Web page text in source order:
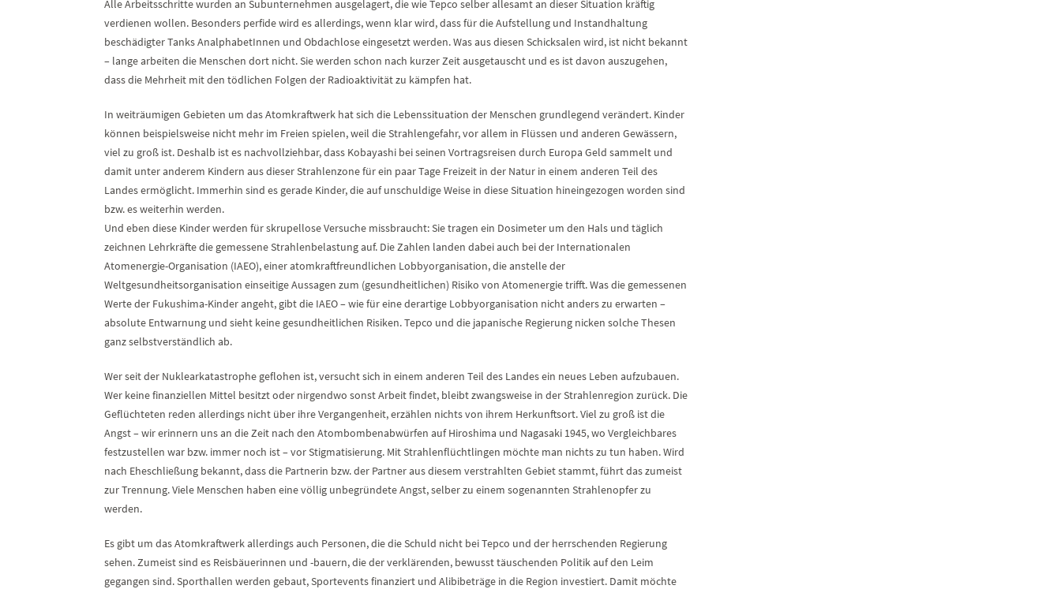
Alle Arbeitsschritte wurden an Subunternehmen ausgelagert, die wie Tepco selber allesamt an dieser Situation kräftig
verdienen wollen. Besonders perfide wird es allerdings, wenn klar wird, dass für die Aufstellung und Instandhaltung
beschädigter Tanks AnalphabetInnen und Obdachlose eingesetzt werden. Was aus diesen Schicksalen wird, ist nicht bekannt
– lange arbeiten die Menschen dort nicht. Sie werden schon nach kurzer Zeit ausgetauscht und es ist davon auszugehen,
dass die Mehrheit mit den tödlichen Folgen der Radioaktivität zu kämpfen hat.
In weiträumigen Gebieten um das Atomkraftwerk hat sich die Lebenssituation der Menschen grundlegend verändert. Kinder
können beispielsweise nicht mehr im Freien spielen, weil die Strahlengefahr, vor allem in Flüssen und anderen Gewässern,
viel zu groß ist. Deshalb ist es nachvollziehbar, dass Kobayashi bei seinen Vortragsreisen durch Europa Geld sammelt und
damit unter anderem Kindern aus dieser Strahlenzone für ein paar Tage Freizeit in der Natur in einem anderen Teil des
Landes ermöglicht. Immerhin sind es gerade Kinder, die auf unschuldige Weise in diese Situation hineingezogen worden sind
bzw. es weiterhin werden.
Und eben diese Kinder werden für skrupellose Versuche missbraucht: Sie tragen ein Dosimeter um den Hals und täglich
zeichnen Lehrkräfte die gemessene Strahlenbelastung auf. Die Zahlen landen dabei auch bei der Internationalen
Atomenergie-Organisation (IAEO), einer atomkraftfreundlichen Lobbyorganisation, die anstelle der
Weltgesundheitsorganisation einseitige Aussagen zum (gesundheitlichen) Risiko von Atomenergie trifft. Was die gemessenen
Werte der Fukushima-Kinder angeht, gibt die IAEO – wie für eine derartige Lobbyorganisation nicht anders zu erwarten –
absolute Entwarnung und sieht keine gesundheitlichen Risiken. Tepco und die japanische Regierung nicken solche Thesen
ganz selbstverständlich ab.
Wer seit der Nuklearkatastrophe geflohen ist, versucht sich in einem anderen Teil des Landes ein neues Leben aufzubauen.
Wer keine finanziellen Mittel besitzt oder nirgendwo sonst Arbeit findet, bleibt zwangsweise in der Strahlenregion zurück. Die
Geflüchteten reden allerdings nicht über ihre Vergangenheit, erzählen nichts von ihrem Herkunftsort. Viel zu groß ist die
Angst – wir erinnern uns an die Zeit nach den Atombombenabwürfen auf Hiroshima und Nagasaki 1945, wo Vergleichbares
festzustellen war bzw. immer noch ist – vor Stigmatisierung. Mit Strahlenflüchtlingen möchte man nichts zu tun haben. Wird
nach Eheschließung bekannt, dass die Partnerin bzw. der Partner aus diesem verstrahlten Gebiet stammt, führt das zumeist
zur Trennung. Viele Menschen haben eine völlig unbegründete Angst, selber zu einem sogenannten Strahlenopfer zu
werden.
Es gibt um das Atomkraftwerk allerdings auch Personen, die die Schuld nicht bei Tepco und der herrschenden Regierung
sehen. Zumeist sind es Reisbäuerinnen und -bauern, die der verklärenden, bewusst täuschenden Politik auf den Leim
gegangen sind. Sporthallen werden gebaut, Sportevents finanziert und Alibibeträge in die Region investiert. Damit möchte